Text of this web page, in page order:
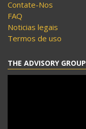
Contate-Nos
FAQ
Noticias legais
Termos de uso
THE ADVISORY GROUP